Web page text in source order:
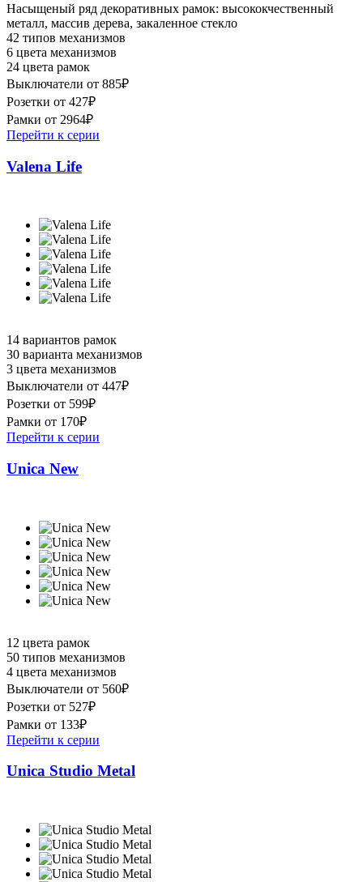
Насыщеный ряд декоративных рамок: высококчественный
металл, массив дерева, закаленное стекло
42 типов механизмов
6 цвета механизмов
24 цвета рамок
Выключатели от 885₽
Розетки от 427₽
Рамки от 2964₽
Перейти к серии
Valena Life
14 вариантов рамок
30 варианта механизмов
3 цвета механизмов
Выключатели от 447₽
Розетки от 599₽
Рамки от 170₽
Перейти к серии
Unica New
12 цвета рамок
50 типов механизмов
4 цвета механизмов
Выключатели от 560₽
Розетки от 527₽
Рамки от 133₽
Перейти к серии
Unica Studio Metal